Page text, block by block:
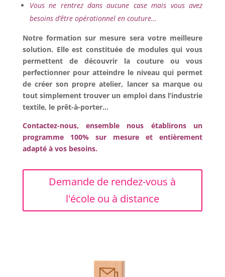
Vous ne rentrez dans aucune case mais vous avez
besoins d’être opérationnel en couture…
Notre formation sur mesure sera votre meilleure
solution. Elle est constituée de modules qui vous
permettent de découvrir la couture ou vous
perfectionner pour atteindre le niveau qui permet
de créer son propre atelier, lancer sa marque ou
tout simplement trouver un emploi dans l’industrie
textile, le prêt-à-porter…
Contactez-nous, ensemble nous établirons un
programme 100% sur mesure et entièrement
adapté à vos besoins.
Demande de rendez-vous à
l'école ou à distance